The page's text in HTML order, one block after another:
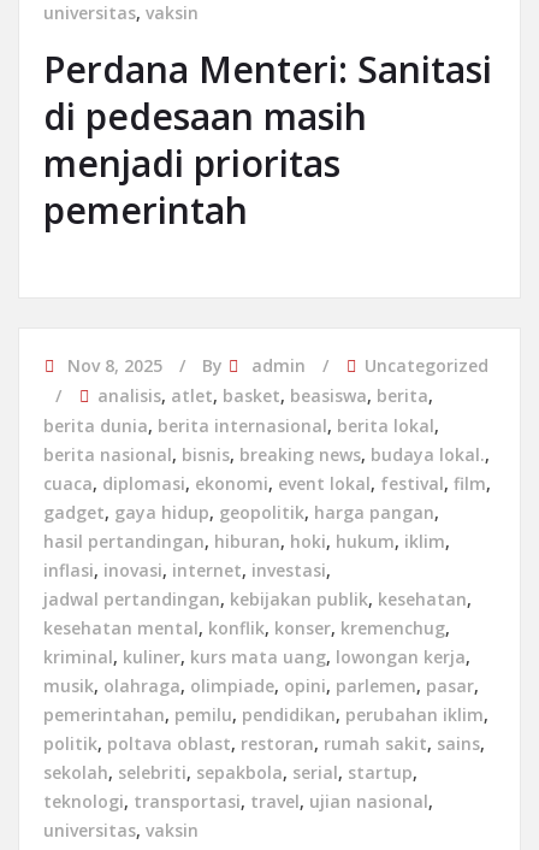
universitas, vaksin
Perdana Menteri: Sanitasi
di pedesaan masih
menjadi prioritas
pemerintah
Nov 8, 2025 By admin
Uncategorized
analisis, atlet, basket, beasiswa, berita,
berita dunia, berita internasional, berita lokal,
berita nasional, bisnis, breaking news, budaya lokal.,
cuaca, diplomasi, ekonomi, event lokal, festival, film,
gadget, gaya hidup, geopolitik, harga pangan,
hasil pertandingan, hiburan, hoki, hukum, iklim,
inflasi, inovasi, internet, investasi,
jadwal pertandingan, kebijakan publik, kesehatan,
kesehatan mental, konflik, konser, kremenchug,
kriminal, kuliner, kurs mata uang, lowongan kerja,
musik, olahraga, olimpiade, opini, parlemen, pasar,
pemerintahan, pemilu, pendidikan, perubahan iklim,
politik, poltava oblast, restoran, rumah sakit, sains,
sekolah, selebriti, sepakbola, serial, startup,
teknologi, transportasi, travel, ujian nasional,
universitas, vaksin